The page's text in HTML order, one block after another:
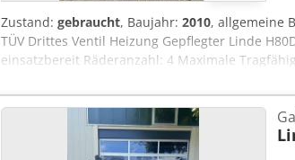
Zustand: gebraucht, Baujahr: 2010, allgemeine
TÜV Drittes Ventil Heizung Gepflegter Linde
einsatzbereit Räderanzahl: 4 Maximale
Zweifach Kabine: Geschlossen Getriebe: